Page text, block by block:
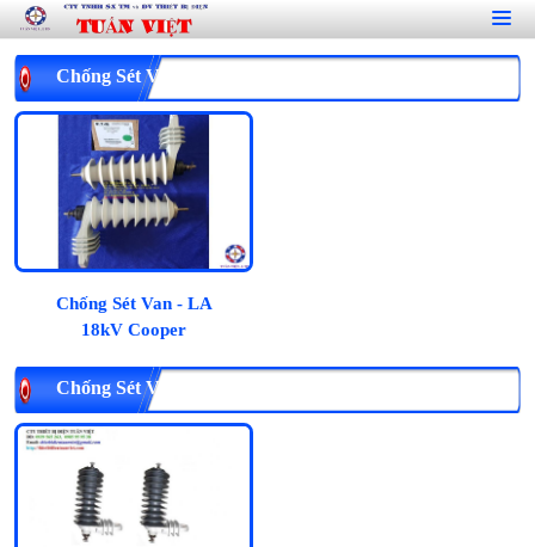
Chống Sét Van - LA 18kV Cooper
Chống Sét Van - LA
18kV Cooper
Chống Sét Van - LA 18kV Ohio Brass